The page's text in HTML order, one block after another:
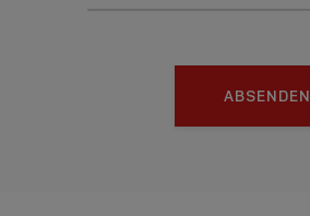
ABSENDEN